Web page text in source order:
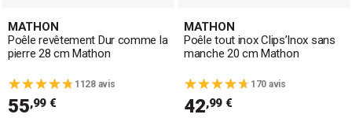
MATHON
Poêle revêtement Dur comme la
pierre 28 cm Mathon
1128 avis
55,99 €
MATHON
Poêle tout inox Clips’Inox sans
manche 20 cm Mathon
170 avis
42,99 €